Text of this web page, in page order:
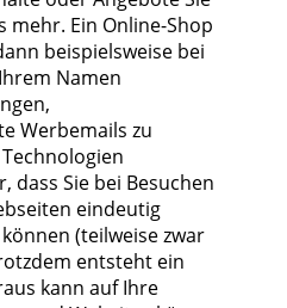
mehr. Ein Online-Shop
beispielsweise bei
Namen
Werbemails zu
dass Sie bei Besuchen
eindeutig
(teilweise zwar
entsteht ein
kann auf Ihre